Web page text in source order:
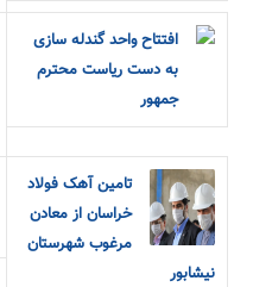
افتتاح واحد گندله سازی
به دست ریاست محترم
جمهور
تامین آهک فولاد
خراسان از معادن
مرغوب شهرستان
نیشابور